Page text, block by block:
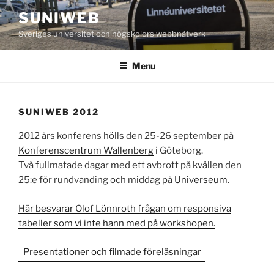
Skip
to
content
SUNIWEB
Sveriges universitet och högskolors webbnätverk
Menu
SUNIWEB 2012
2012 års konferens hölls den 25-26 september på
Konferenscentrum Wallenberg i Göteborg.
Två fullmatade dagar med ett avbrott på kvällen den
25:e för rundvanding och middag på Universeum.
Här besvarar Olof Lönnroth frågan om responsiva
tabeller som vi inte hann med på workshopen.
Presentationer och filmade föreläsningar